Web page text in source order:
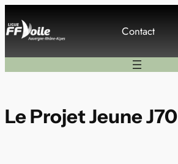
au
contenu
Contact
Le Projet Jeune J70